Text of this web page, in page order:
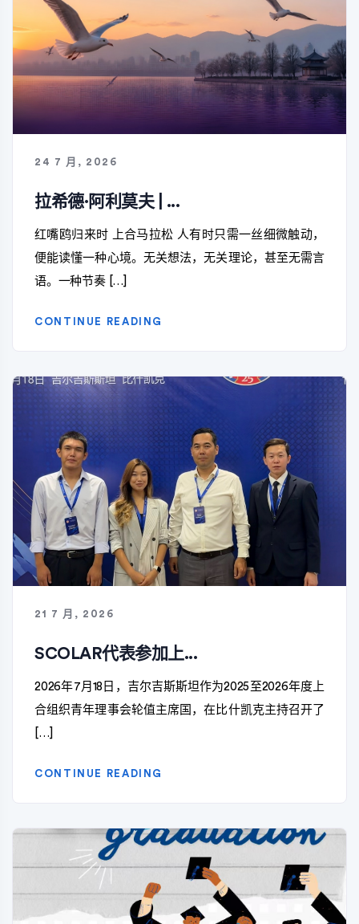
24 7 月, 2026
拉希德·阿利莫夫 | ...
红嘴鸥归来时 上合马拉松 人有时只需一丝细微触动，
便能读懂一种心境。无关想法，无关理论，甚至无需言
语。一种节奏 […]
CONTINUE READING
21 7 月, 2026
SCOLAR代表参加上...
2026年7月18日，吉尔吉斯斯坦作为2025至2026年度上
合组织青年理事会轮值主席国，在比什凯克主持召开了
[…]
CONTINUE READING